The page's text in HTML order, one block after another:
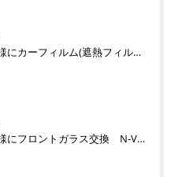
玉野市のお客様にカーフィルム(遮熱フィルム) V60【nexus株式会社】
美作市のお客様にフロントガラス交換 N-VAN【nexus株式会社】